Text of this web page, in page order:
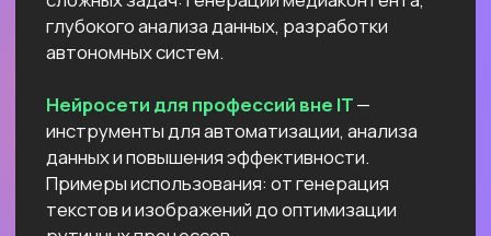
Промпт-инжиниринг— это
взаимодействие с нейросетями, которое
превращает твои идеи в мощные ИИ-
решения: автоматизация рутину,
Чат-боты
Вайб-кодинг